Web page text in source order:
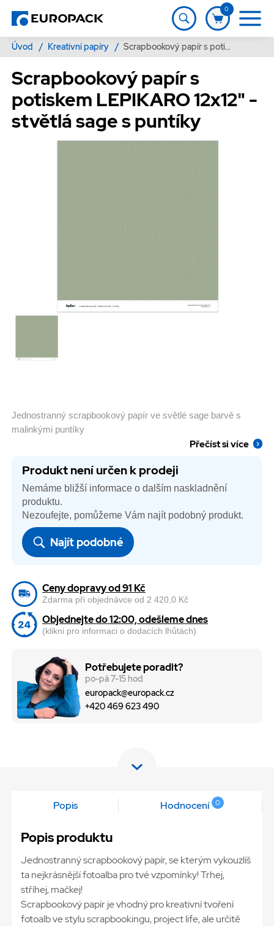
0
Úvod / Kreativní papíry / Scrapbookový papír s potiskem LEPIKARO 12x12" - stvětlá sage s puntíky
Scrapbookový papír s
potiskem LEPIKARO 12x12" -
stvětlá sage s puntíky
Jednostranný scrapbookový papír ve světlé sage barvě s
malinkými puntíky
Přečíst si více
Produkt není určen k prodeji
Nemáme bližší informace o dalším naskladnění
produktu.
Nezoufejte, pomůžeme Vám najít podobný produkt.
Najít podobné
Ceny dopravy od 91 Kč
Zdarma při objednávce od 2 420,0 Kč
Objednejte do 12:00, odešleme dnes
(klikni pro informaci o dodacích lhůtách)
Potřebujete poradit?
po-pá 7-15 hod
europack@europack.cz
+420 469 623 490
Popis Hodnocení 0
Popis produktu
Jednostranný scrapbookový papír, se kterým vykouzlíš
ta nejkrásnější fotoalba pro tvé vzpomínky! Trhej,
stříhej, mačkej!
Scrapbookový papír je vhodný pro kreativní tvoření
fotoalb ve stylu scrapbookingu, project life, ale určitě